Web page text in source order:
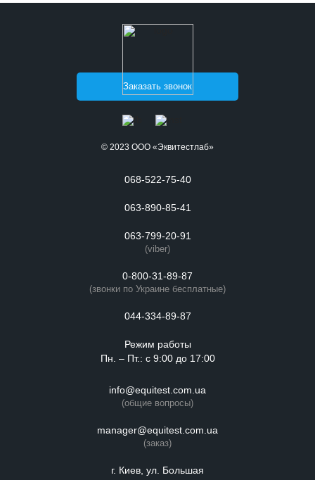
Заказать звонок
© 2023 ООО «Эквитестлаб»
068-522-75-40
063-890-85-41
063-799-20-91
(viber)
0-800-31-89-87
(звонки по Украине бесплатные)
044-334-89-87
Режим работы
Пн. – Пт.: с 9:00 до 17:00
info@equitest.com.ua
(общие вопросы)
manager@equitest.com.ua
(заказ)
г. Киев, ул. Большая